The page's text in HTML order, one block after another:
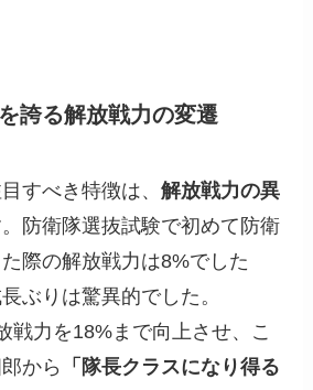
誇る解放戦力の変遷
すべき特徴は、解放戦力の異
防衛隊選抜試験で初めて防衛
際の解放戦力は8%でした
ぶりは驚異的でした。
戦力を18%まで向上させ、こ
から
「隊長クラスになり得る